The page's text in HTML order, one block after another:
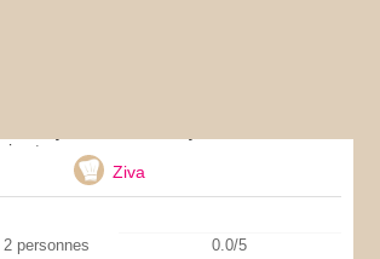
Ziva
2 personnes 0.0/5